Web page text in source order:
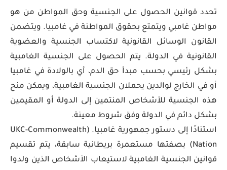
تحدد قوانين الحصول على الجنسية وحق المواطن من هو
مواطن غامبي ويتمتع بحقوق المواطنة في غامبيا. ويتضمن
القانون الوسائل القانونية لاكتساب الجنسية والعضوية
القانونية في الدولة. يتم الحصول على الجنسية الغامبية
بشكل رئيسي بحسب مبدأ حق الدم، أي بالولادة في غامبيا
أو في الخارج لوالدين يحملان الجنسية الغامبية، ويمكن منح
هذه الجنسية للأشخاص المنتمين إلى الدولة أو المقيمين
بشكل دائم في الدولة وفق شروط معينة.
استنادًا إلى دستور جمهورية غامبيا. (UKC-Commonwealth
Nation) بصفتها مستعمرة بريطانية سابقة، يتم تقسيم
قوانين الجنسية الغامبية لاستيعاب الأشخاص الذين ولدوا